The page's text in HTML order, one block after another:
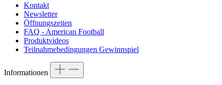
Kontakt
Newsletter
Öffnungszeiten
FAQ - American Football
Produktvideos
Teilnahmebedingungen Gewinnspiel
Informationen